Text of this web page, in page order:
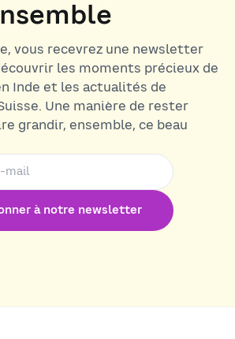
vous recevrez une newsletter
les moments précieux de
Inde et les actualités de
Une manière de rester
grandir, ensemble, ce beau
à notre newsletter